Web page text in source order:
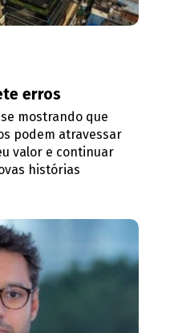
erros
mostrando que
podem atravessar
valor e continuar
histórias